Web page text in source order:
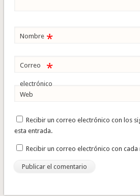
Nombre *
Correo
electrónico
*
Web
Recibir un correo electrónico con los
esta entrada.
Recibir un correo electrónico con cada